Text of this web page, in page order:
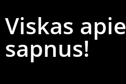
Viskas apie
sapnus!